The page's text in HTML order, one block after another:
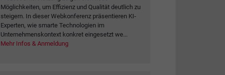
Möglichkeiten, um Effizienz und Qualität deutlich zu
steigern. In dieser Webkonferenz präsentieren KI-
Experten, wie smarte Technologien im
Unternehmenskontext konkret eingesetzt we...
Mehr Infos & Anmeldung